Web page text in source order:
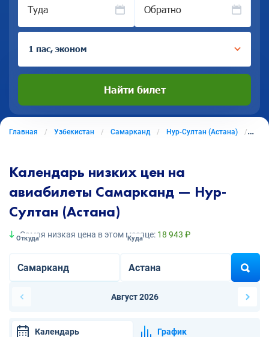
Туда Обратно
1 пас, эконом
Найти билет
Главная Узбекистан Самарканд Нур-Султан (Астана)
Календарь низких цен на
авиабилеты Самарканд — Нур-
Султан (Астана)
Самая низкая цена в этом месяце: 18 943 ₽
Откуда Куда
Август 2026
Календарь График